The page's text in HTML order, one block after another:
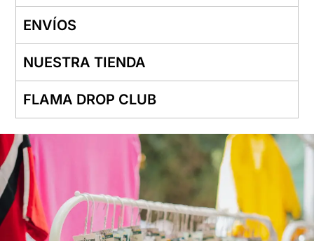
ENVÍOS
NUESTRA TIENDA
FLAMA DROP CLUB